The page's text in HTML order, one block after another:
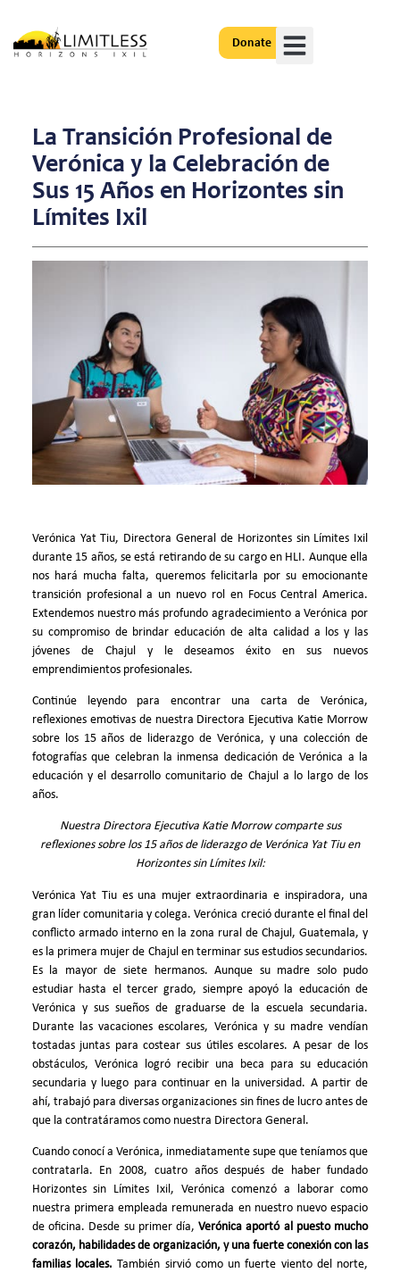
Donate
La Transición Profesional de
Verónica y la Celebración de
Sus 15 Años en Horizontes sin
Límites Ixil
Verónica Yat Tiu, Directora General de Horizontes sin Límites Ixil
durante 15 años, se está retirando de su cargo en HLI. Aunque ella
nos hará mucha falta, queremos felicitarla por su emocionante
transición profesional a un nuevo rol en Focus Central America.
Extendemos nuestro más profundo agradecimiento a Verónica por
su compromiso de brindar educación de alta calidad a los y las
jóvenes de Chajul y le deseamos éxito en sus nuevos
emprendimientos profesionales.
Continúe leyendo para encontrar una carta de Verónica,
reflexiones emotivas de nuestra Directora Ejecutiva Katie Morrow
sobre los 15 años de liderazgo de Verónica, y una colección de
fotografías que celebran la inmensa dedicación de Verónica a la
educación y el desarrollo comunitario de Chajul a lo largo de los
años.
Nuestra Directora Ejecutiva Katie Morrow comparte sus
reflexiones sobre los 15 años de liderazgo de Verónica Yat Tiu en
Horizontes sin Límites Ixil:
Verónica Yat Tiu es una mujer extraordinaria e inspiradora, una
gran líder comunitaria y colega. Verónica creció durante el final del
conflicto armado interno en la zona rural de Chajul, Guatemala, y
es la primera mujer de Chajul en terminar sus estudios secundarios.
Es la mayor de siete hermanos. Aunque su madre solo pudo
estudiar hasta el tercer grado, siempre apoyó la educación de
Verónica y sus sueños de graduarse de la escuela secundaria.
Durante las vacaciones escolares, Verónica y su madre vendían
tostadas juntas para costear sus útiles escolares. A pesar de los
obstáculos, Verónica logró recibir una beca para su educación
secundaria y luego para continuar en la universidad. A partir de
ahí, trabajó para diversas organizaciones sin fines de lucro antes de
que la contratáramos como nuestra Directora General.
Cuando conocí a Verónica, inmediatamente supe que teníamos que
contratarla. En 2008, cuatro años después de haber fundado
Horizontes sin Límites Ixil, Verónica comenzó a laborar como
nuestra primera empleada remunerada en nuestro nuevo espacio
de oficina. Desde su primer día, Verónica aportó al puesto mucho
corazón, habilidades de organización, y una fuerte conexión con las
familias locales.También sirvió como un fuerte viento del norte,